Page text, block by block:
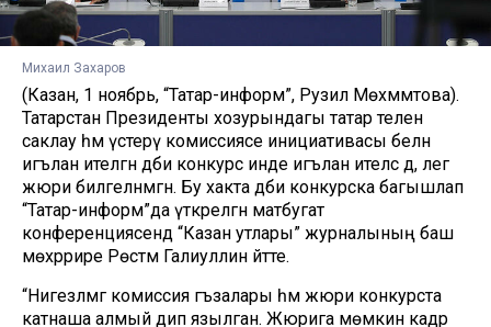
Михаил Захаров
(Казан, 1 ноябрь, “Татар-информ”, Рузилә Мөхәммәтова).
Татарстан Президенты хозурындагы татар телен
саклау һәм үстерү комиссиясе инициативасы белән
игълан ителгән әдәби конкурс инде игълан ителсә дә, әлегә
жюри билгеләнмәгән. Бу хакта әдәби конкурска багышлап
“Татар-информ”да үткәрелгән матбугат
конференциясендә “Казан утлары” журналының баш
мөхәррире Рөстәм Галиуллин әйтте.
“Нигезләмәгә комиссия әгъзалары һәм жюри конкурста
катнаша алмый дип язылган. Жюрига мөмкин кадәр